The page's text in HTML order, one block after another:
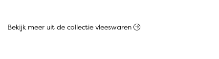
Bekijk meer uit de collectie vleeswaren